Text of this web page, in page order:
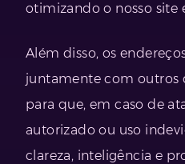
otimizando o nosso site
Além disso, os
juntamente com outros
para que, em caso de
autorizado ou uso
clareza, inteligência e